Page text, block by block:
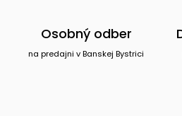
Osobný odber
na predajni v Banskej Bystrici